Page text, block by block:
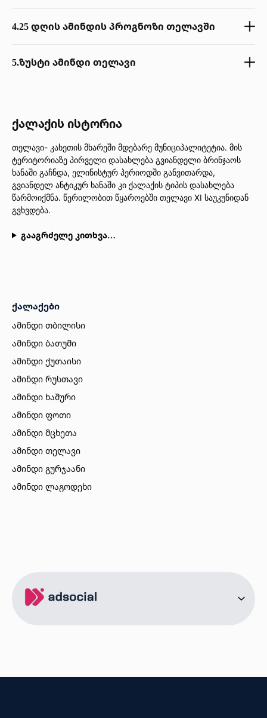
4.25 დღის ამინდის პროგნოზი თელავში
5.ზუსტი ამინდი თელავი
ქალაქის ისტორია
თელავი- კახეთის მხარეში მდებარე მუნიციპალიტეტია. მის
ტერიტორიაზე პირველი დასახლება გვიანდელი ბრინჯაოს
ხანაში გაჩნდა, ელინისტურ პერიოდში განვითარდა,
გვიანდელ ანტიკურ ხანაში კი ქალაქის ტიპის დასახლება
წარმოიქმნა. წერილობით წყაროებში თელავი XI საუკუნიდან
გვხვდება.
გააგრძელე კითხვა…
ქალაქები
ამინდი თბილისი
ამინდი ბათუმი
ამინდი ქუთაისი
ამინდი რუსთავი
ამინდი ხაშური
ამინდი ფოთი
ამინდი მცხეთა
ამინდი თელავი
ამინდი გურჯაანი
ამინდი ლაგოდეხი
ამინდი ზუგდიდი